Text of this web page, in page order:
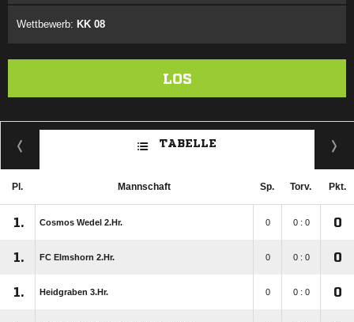
Wettbewerb: KK 08
LOS
TABELLE
Pl. Mannschaft Sp. Torv. Pkt.
1. Cosmos Wedel 2.Hr. 0 0 : 0 0
1. FC Elmshorn 2.Hr. 0 0 : 0 0
1. Heidgraben 3.Hr. 0 0 : 0 0